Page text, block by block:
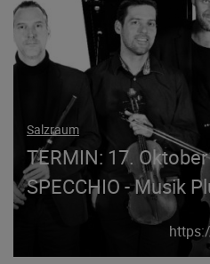
Salzraum
TERMIN: 17.
SPECCHIO - Musik